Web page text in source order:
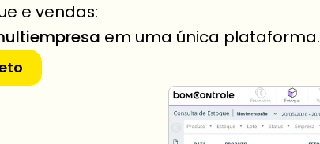
e vendas:
em uma única plataforma.